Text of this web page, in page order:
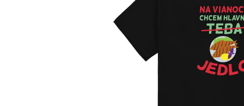
hviezdičiek.